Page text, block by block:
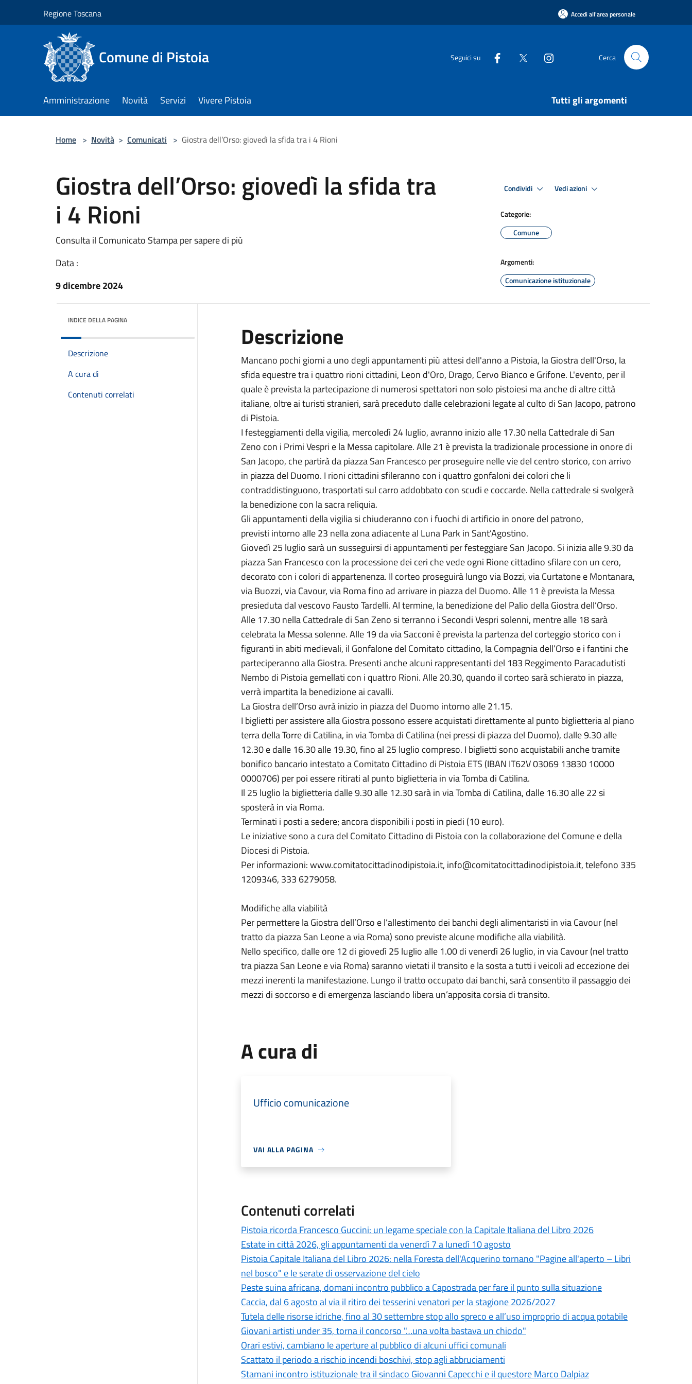
Regione Toscana Accedi all'area personale
Comune di Pistoia Seguici su Cerca
Amministrazione Novità Servizi Vivere Pistoia Tutti gli argomenti
Home > Novità > Comunicati > Giostra dell’Orso: giovedì la sfida tra i 4 Rioni
Giostra dell’Orso: giovedì la sfida tra
i 4 Rioni
Consulta il Comunicato Stampa per sapere di più
Data :
9 dicembre 2024
Condividi Vedi azioni
Categorie:
Comune
Argomenti:
Comunicazione istituzionale
INDICE DELLA PAGINA
Descrizione
A cura di
Contenuti correlati
Descrizione
Mancano pochi giorni a uno degli appuntamenti più attesi dell'anno a Pistoia, la Giostra dell'Orso, la
sfida equestre tra i quattro rioni cittadini, Leon d'Oro, Drago, Cervo Bianco e Grifone. L'evento, per il
quale è prevista la partecipazione di numerosi spettatori non solo pistoiesi ma anche di altre città
italiane, oltre ai turisti stranieri, sarà preceduto dalle celebrazioni legate al culto di San Jacopo, patrono
di Pistoia.
I festeggiamenti della vigilia, mercoledì 24 luglio, avranno inizio alle 17.30 nella Cattedrale di San
Zeno con i Primi Vespri e la Messa capitolare. Alle 21 è prevista la tradizionale processione in onore di
San Jacopo, che partirà da piazza San Francesco per proseguire nelle vie del centro storico, con arrivo
in piazza del Duomo. I rioni cittadini sfileranno con i quattro gonfaloni dei colori che li
contraddistinguono, trasportati sul carro addobbato con scudi e coccarde. Nella cattedrale si svolgerà
la benedizione con la sacra reliquia.
Gli appuntamenti della vigilia si chiuderanno con i fuochi di artificio in onore del patrono,
previsti intorno alle 23 nella zona adiacente al Luna Park in Sant’Agostino.
Giovedì 25 luglio sarà un susseguirsi di appuntamenti per festeggiare San Jacopo. Si inizia alle 9.30 da
piazza San Francesco con la processione dei ceri che vede ogni Rione cittadino sfilare con un cero,
decorato con i colori di appartenenza. Il corteo proseguirà lungo via Bozzi, via Curtatone e Montanara,
via Buozzi, via Cavour, via Roma fino ad arrivare in piazza del Duomo. Alle 11 è prevista la Messa
presieduta dal vescovo Fausto Tardelli. Al termine, la benedizione del Palio della Giostra dell’Orso.
Alle 17.30 nella Cattedrale di San Zeno si terranno i Secondi Vespri solenni, mentre alle 18 sarà
celebrata la Messa solenne. Alle 19 da via Sacconi è prevista la partenza del corteggio storico con i
figuranti in abiti medievali, il Gonfalone del Comitato cittadino, la Compagnia dell’Orso e i fantini che
parteciperanno alla Giostra. Presenti anche alcuni rappresentanti del 183 Reggimento Paracadutisti
Nembo di Pistoia gemellati con i quattro Rioni. Alle 20.30, quando il corteo sarà schierato in piazza,
verrà impartita la benedizione ai cavalli.
La Giostra dell’Orso avrà inizio in piazza del Duomo intorno alle 21.15.
I biglietti per assistere alla Giostra possono essere acquistati direttamente al punto biglietteria al piano
terra della Torre di Catilina, in via Tomba di Catilina (nei pressi di piazza del Duomo), dalle 9.30 alle
12.30 e dalle 16.30 alle 19.30, fino al 25 luglio compreso. I biglietti sono acquistabili anche tramite
bonifico bancario intestato a Comitato Cittadino di Pistoia ETS (IBAN IT62V 03069 13830 10000
0000706) per poi essere ritirati al punto biglietteria in via Tomba di Catilina.
Il 25 luglio la biglietteria dalle 9.30 alle 12.30 sarà in via Tomba di Catilina, dalle 16.30 alle 22 si
sposterà in via Roma.
Terminati i posti a sedere; ancora disponibili i posti in piedi (10 euro).
Le iniziative sono a cura del Comitato Cittadino di Pistoia con la collaborazione del Comune e della
Diocesi di Pistoia.
Per informazioni: www.comitatocittadinodipistoia.it, info@comitatocittadinodipistoia.it, telefono 335
1209346, 333 6279058.
Modifiche alla viabilità
Per permettere la Giostra dell’Orso e l’allestimento dei banchi degli alimentaristi in via Cavour (nel
tratto da piazza San Leone a via Roma) sono previste alcune modifiche alla viabilità.
Nello specifico, dalle ore 12 di giovedì 25 luglio alle 1.00 di venerdì 26 luglio, in via Cavour (nel tratto
tra piazza San Leone e via Roma) saranno vietati il transito e la sosta a tutti i veicoli ad eccezione dei
mezzi inerenti la manifestazione. Lungo il tratto occupato dai banchi, sarà consentito il passaggio dei
mezzi di soccorso e di emergenza lasciando libera un’apposita corsia di transito.
A cura di
Ufficio comunicazione
VAI ALLA PAGINA
Contenuti correlati
Pistoia ricorda Francesco Guccini: un legame speciale con la Capitale Italiana del Libro 2026
Estate in città 2026, gli appuntamenti da venerdì 7 a lunedì 10 agosto
Pistoia Capitale Italiana del Libro 2026: nella Foresta dell'Acquerino tornano "Pagine all'aperto – Libri
nel bosco" e le serate di osservazione del cielo
Peste suina africana, domani incontro pubblico a Capostrada per fare il punto sulla situazione
Caccia, dal 6 agosto al via il ritiro dei tesserini venatori per la stagione 2026/2027
Tutela delle risorse idriche, fino al 30 settembre stop allo spreco e all’uso improprio di acqua potabile
Giovani artisti under 35, torna il concorso "…una volta bastava un chiodo"
Orari estivi, cambiano le aperture al pubblico di alcuni uffici comunali
Scattato il periodo a rischio incendi boschivi, stop agli abbruciamenti
Stamani incontro istituzionale tra il sindaco Giovanni Capecchi e il questore Marco Dalpiaz